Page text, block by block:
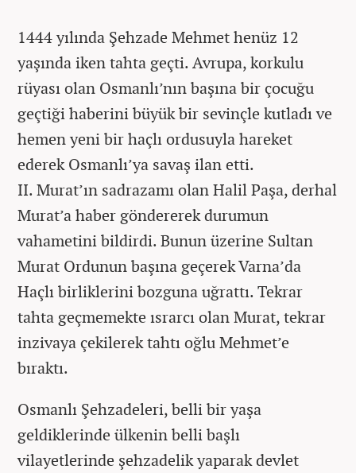
1444 yılında Şehzade Mehmet henüz 12
yaşında iken tahta geçti. Avrupa, korkulu
rüyası olan Osmanlı’nın başına bir çocuğu
geçtiği haberini büyük bir sevinçle kutladı ve
hemen yeni bir haçlı ordusuyla hareket
ederek Osmanlı’ya savaş ilan etti.
II. Murat’ın sadrazamı olan Halil Paşa, derhal
Murat’a haber göndererek durumun
vahametini bildirdi. Bunun üzerine Sultan
Murat Ordunun başına geçerek Varna’da
Haçlı birliklerini bozguna uğrattı. Tekrar
tahta geçmemekte ısrarcı olan Murat, tekrar
inzivaya çekilerek tahtı oğlu Mehmet’e
bıraktı.
Osmanlı Şehzadeleri, belli bir yaşa
geldiklerinde ülkenin belli başlı
vilayetlerinde şehzadelik yaparak devlet